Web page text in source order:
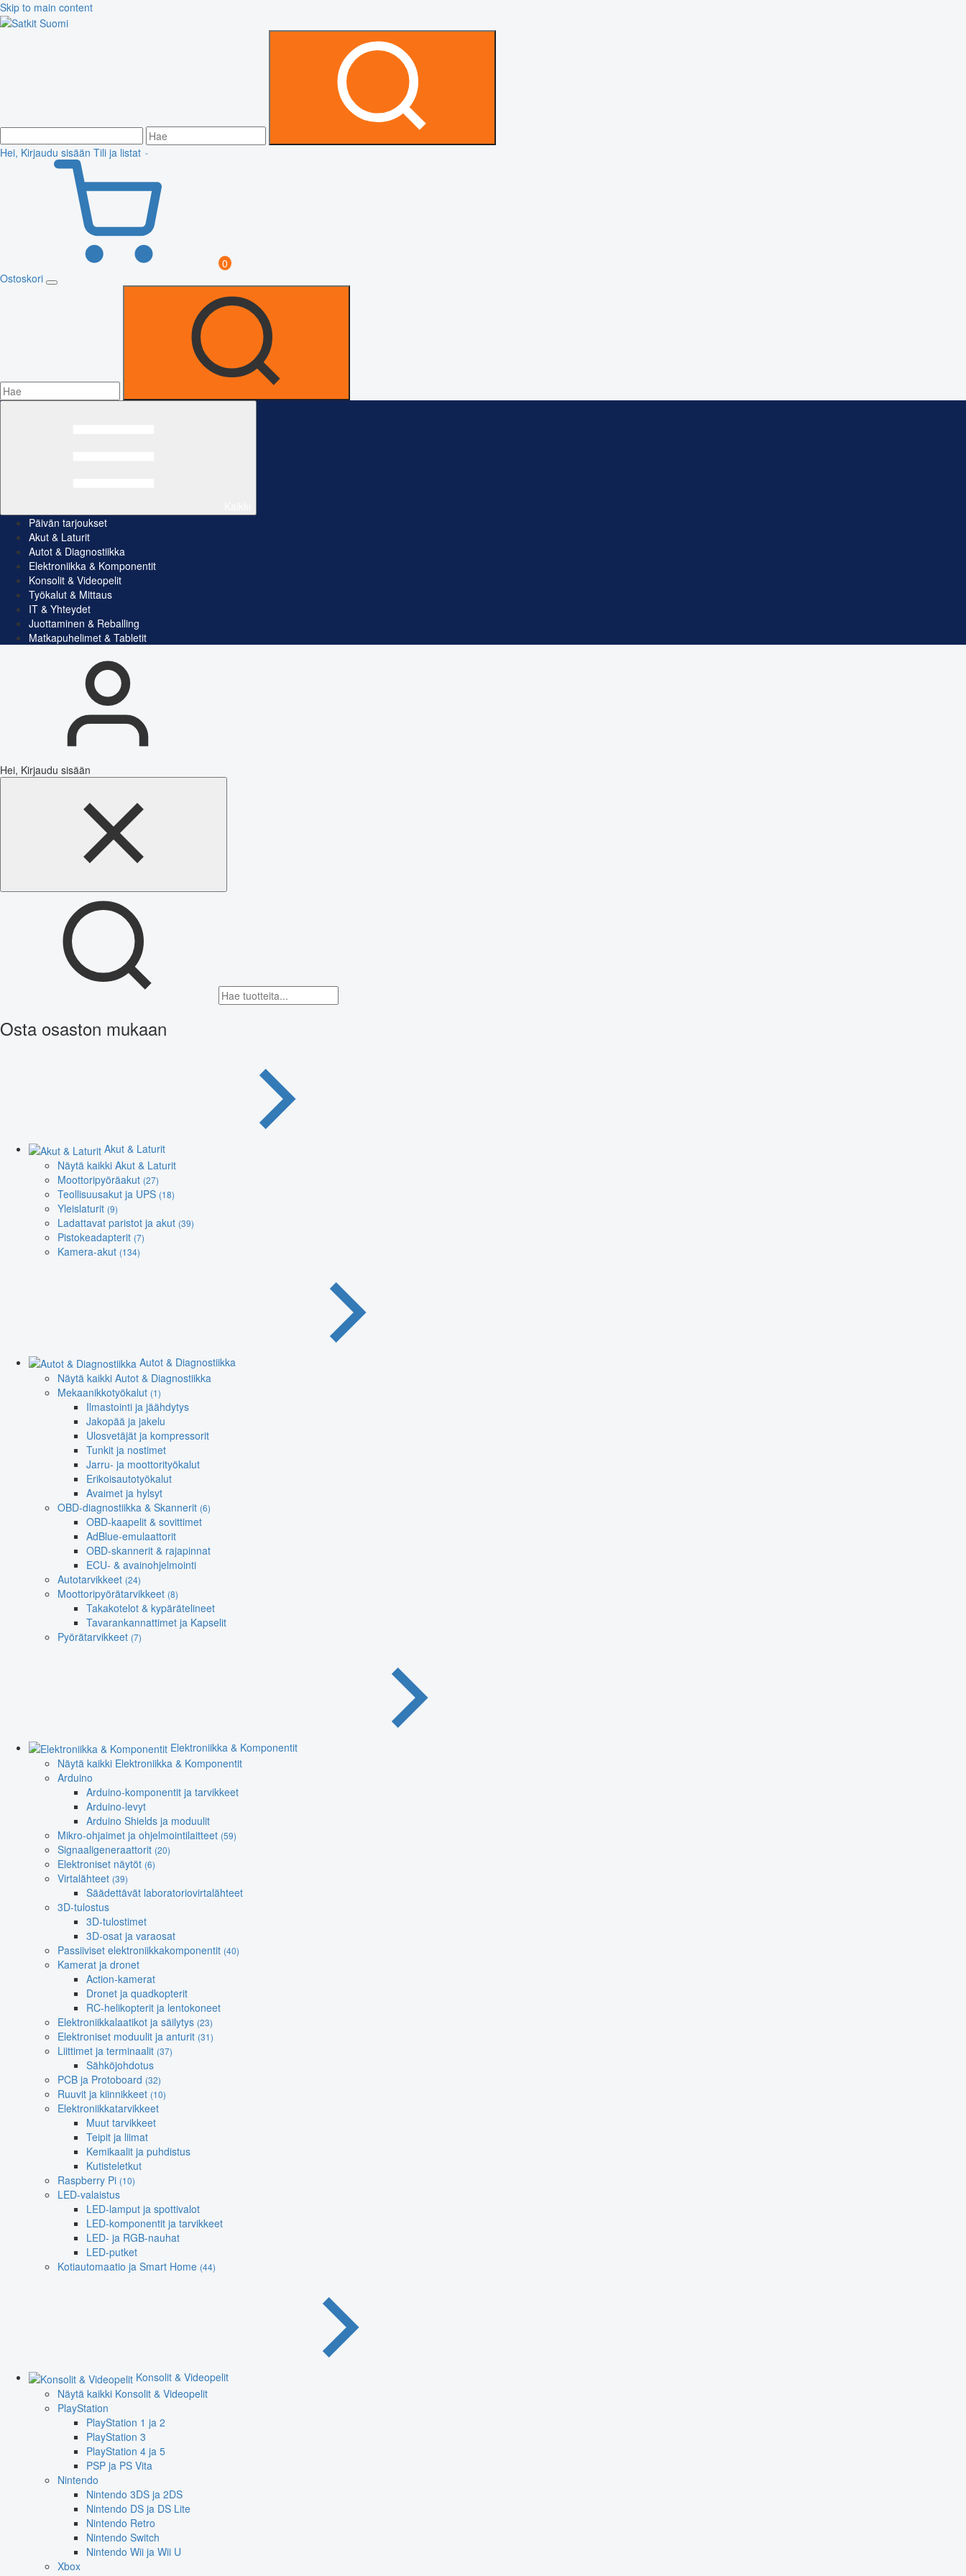
Skip to main content
Hei, Kirjaudu sisään Tili ja listat
0
Ostoskori
Päivän tarjoukset
Akut & Laturit
Autot & Diagnostiikka
Elektroniikka & Komponentit
Konsolit & Videopelit
Työkalut & Mittaus
IT & Yhteydet
Juottaminen & Reballing
Matkapuhelimet & Tabletit
Hei, Kirjaudu sisään
Osta osaston mukaan
Akut & Laturit
Näytä kaikki Akut & Laturit
Moottoripyöräakut (27)
Teollisuusakut ja UPS (18)
Yleislaturit (9)
Ladattavat paristot ja akut (39)
Pistokeadapterit (7)
Kamera-akut (134)
Autot & Diagnostiikka
Näytä kaikki Autot & Diagnostiikka
Mekaanikkotyökalut (1)
Ilmastointi ja jäähdytys
Jakopää ja jakelu
Ulosvetäjät ja kompressorit
Tunkit ja nostimet
Jarru- ja moottorityökalut
Erikoisautotyökalut
Avaimet ja hylsyt
OBD-diagnostiikka & Skannerit (6)
OBD-kaapelit & sovittimet
AdBlue-emulaattorit
OBD-skannerit & rajapinnat
ECU- & avainohjelmointi
Autotarvikkeet (24)
Moottoripyörätarvikkeet (8)
Takakotelot & kypärätelineet
Tavarankannattimet ja Kapselit
Pyörätarvikkeet (7)
Elektroniikka & Komponentit
Näytä kaikki Elektroniikka & Komponentit
Arduino
Arduino-komponentit ja tarvikkeet
Arduino-levyt
Arduino Shields ja moduulit
Mikro-ohjaimet ja ohjelmointilaitteet (59)
Signaaligeneraattorit (20)
Elektroniset näytöt (6)
Virtalähteet (39)
Säädettävät laboratoriovirtalähteet
3D-tulostus
3D-tulostimet
3D-osat ja varaosat
Passiiviset elektroniikkakomponentit (40)
Kamerat ja dronet
Action-kamerat
Dronet ja quadkopterit
RC-helikopterit ja lentokoneet
Elektroniikkalaatikot ja säilytys (23)
Elektroniset moduulit ja anturit (31)
Liittimet ja terminaalit (37)
Sähköjohdotus
PCB ja Protoboard (32)
Ruuvit ja kiinnikkeet (10)
Elektroniikkatarvikkeet
Muut tarvikkeet
Teipit ja liimat
Kemikaalit ja puhdistus
Kutisteletkut
Raspberry Pi (10)
LED-valaistus
LED-lamput ja spottivalot
LED-komponentit ja tarvikkeet
LED- ja RGB-nauhat
LED-putket
Kotiautomaatio ja Smart Home (44)
Konsolit & Videopelit
Näytä kaikki Konsolit & Videopelit
PlayStation
PlayStation 1 ja 2
PlayStation 3
PlayStation 4 ja 5
PSP ja PS Vita
Nintendo
Nintendo 3DS ja 2DS
Nintendo DS ja DS Lite
Nintendo Retro
Nintendo Switch
Nintendo Wii ja Wii U
Xbox